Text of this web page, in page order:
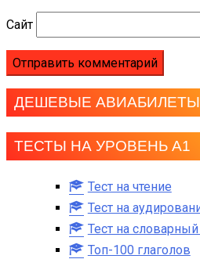
Сайт
ДЕШЕВЫЕ АВИАБИЛЕТЫ
ТЕСТЫ НА УРОВЕНЬ А1
Тест на чтение
Тест на
Тест на словарный
Топ-100 глаголов